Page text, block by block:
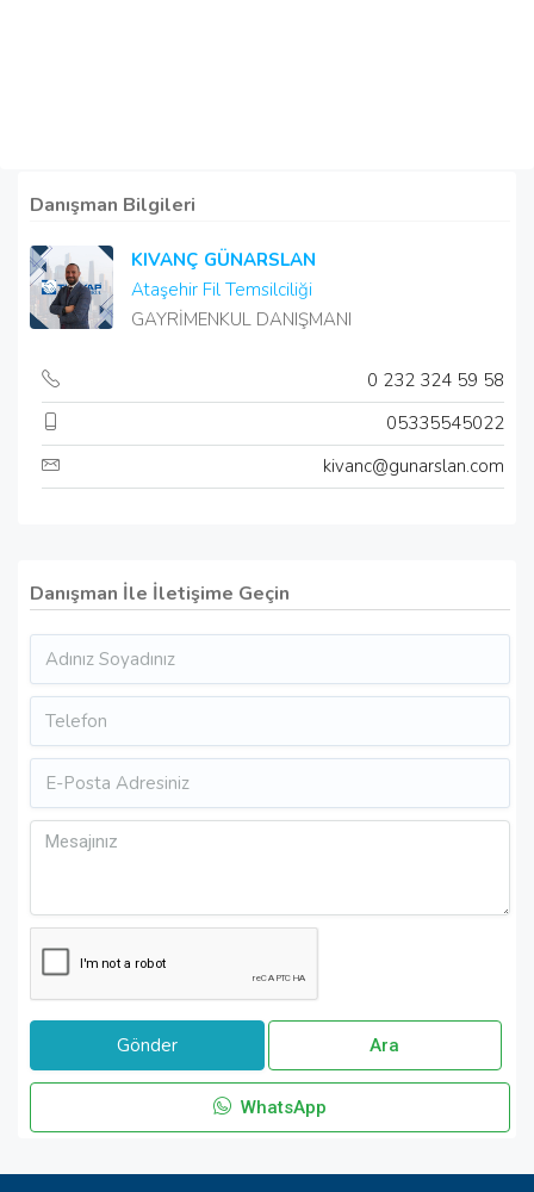
Danışman Bilgileri
KIVANÇ GÜNARSLAN
Ataşehir Fil Temsilciliği
GAYRİMENKUL DANIŞMANI
0 232 324 59 58
05335545022
kivanc@gunarslan.com
Danışman İle İletişime Geçin
Ara
WhatsApp